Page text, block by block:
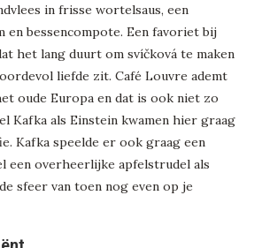
in frisse wortelsaus, een
bessencompote. Een favoriet bij
het lang duurt om svíčková te maken
liefde zit. Café Louvre ademt
oude Europa en dat is ook niet zo
Kafka als Einstein kwamen hier graag
Kafka speelde er ook graag een
een overheerlijke apfelstrudel als
sfeer van toen nog even op je